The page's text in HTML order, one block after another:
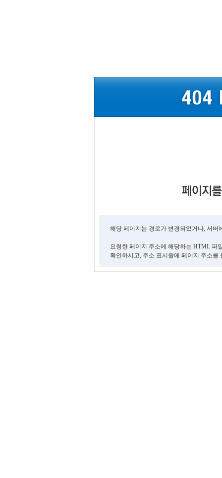
해당 페이지는 경로가 변경되었거나, 서
요청한 페이지 주소에 해당하는 HTML 파
확인하시고, 주소 표시줄에 페이지 주소